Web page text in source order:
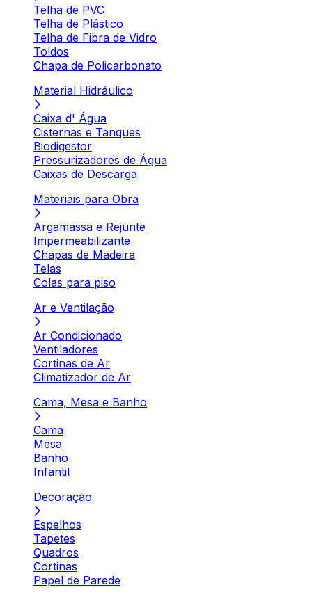
Telha de PVC
Telha de Plástico
Telha de Fibra de Vidro
Toldos
Chapa de Policarbonato
Material Hidráulico
Caixa d' Água
Cisternas e Tanques
Biodigestor
Pressurizadores de Água
Caixas de Descarga
Materiais para Obra
Argamassa e Rejunte
Impermeabilizante
Chapas de Madeira
Telas
Colas para piso
Ar e Ventilação
Ar Condicionado
Ventiladores
Cortinas de Ar
Climatizador de Ar
Cama, Mesa e Banho
Cama
Mesa
Banho
Infantil
Decoração
Espelhos
Tapetes
Quadros
Cortinas
Papel de Parede